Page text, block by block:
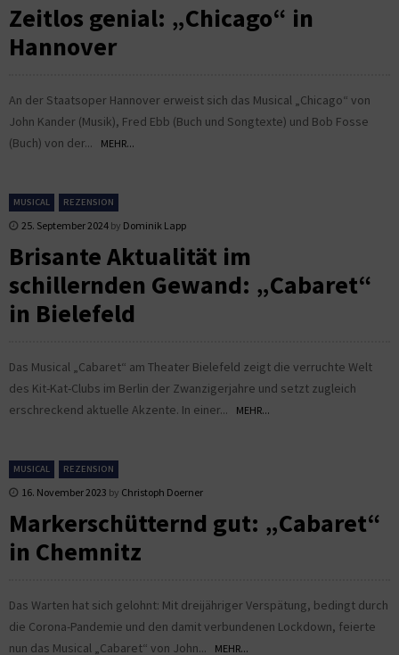
Zeitlos genial: „Chicago“ in
Hannover
An der Staatsoper Hannover erweist sich das Musical „Chicago“ von
John Kander (Musik), Fred Ebb (Buch und Songtexte) und Bob Fosse
(Buch) von der...
MEHR...
MUSICAL REZENSION
25. September 2024 by Dominik Lapp
Brisante Aktualität im
schillernden Gewand: „Cabaret“
in Bielefeld
Das Musical „Cabaret“ am Theater Bielefeld zeigt die verruchte Welt
des Kit-Kat-Clubs im Berlin der Zwanzigerjahre und setzt zugleich
erschreckend aktuelle Akzente. In einer...
MEHR...
MUSICAL REZENSION
16. November 2023 by Christoph Doerner
Markerschütternd gut: „Cabaret“
in Chemnitz
Das Warten hat sich gelohnt: Mit dreijähriger Verspätung, bedingt durch
die Corona-Pandemie und den damit verbundenen Lockdown, feierte
nun das Musical „Cabaret“ von John...
MEHR...